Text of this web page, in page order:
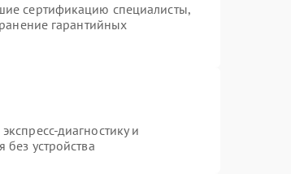
сертификацию специалисты,
гарантийных
диагностику и
устройства